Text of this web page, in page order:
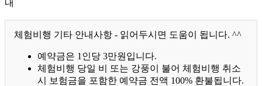
내
체험비행 기타 안내사항 - 읽어두시면 도움이 됩니다. ^^
예약금은 1인당 3만원입니다.
체험비행 당일 비 또는 강풍이 불어 체험비행 취소
시 보험금을 포함한 예약금 전액 100% 환불됩니다.